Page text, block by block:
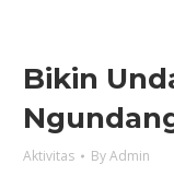
Bikin
Aktivitas ByAdmin